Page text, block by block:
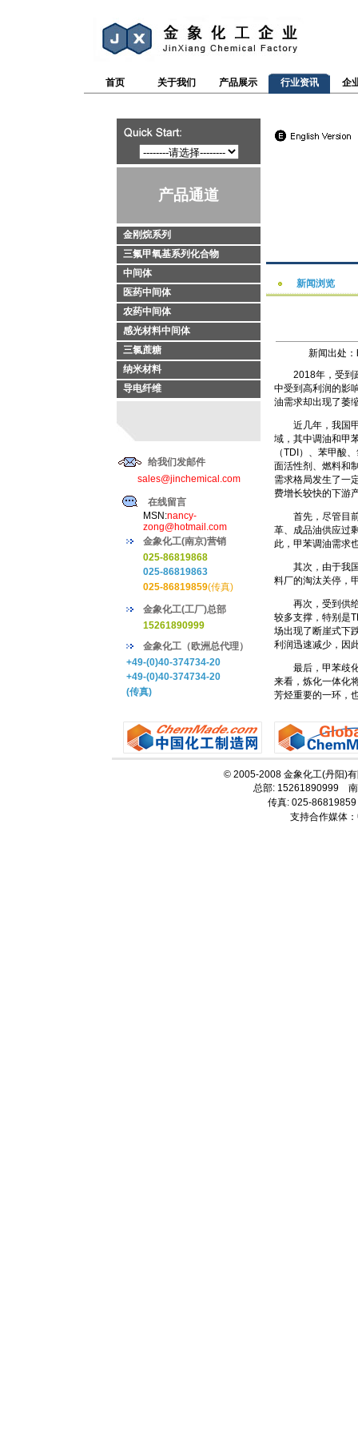
首页 关于我们 产品展示 行业资讯 企
产品通道
金刚烷系列
三氟甲氧基系列化合物
中间体
医药中间体
农药中间体
感光材料中间体
三氯蔗糖
纳米材料
导电纤维
给我们发邮件
sales@jinchemical.com
在线留言
MSN:nancy-
zong@hotmail.com
金象化工(南京)营销
025-86819868
025-86819863
025-86819859(传真)
金象化工(工厂)总部
15261890999
金象化工（欧洲总代理）
+49-(0)40-374734-20
+49-(0)40-374734-20
(传真)
新闻浏览
新闻出处
2018年，受到政
中受到高利润的影
油需求却出现了萎
近几年，我国甲
域，其中调油和甲
（TDI）、苯甲酸
面活性剂、燃料和
需求格局发生了一
费增长较快的下游
首先，尽管目前
革、成品油供应过
此，甲苯调油需求
其次，由于我国
料厂的淘汰关停，
再次，受到供给
较多支撑，特别是
场出现了断崖式下
利润迅速减少，因
最后，甲苯歧化
来看，炼化一体化
芳烃重要的一环，
© 2005-2008 金象化工(丹阳)
总部: 15261890999
传真: 025-
支持合作媒体：